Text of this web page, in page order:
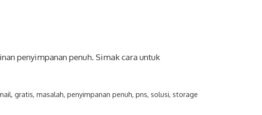
penyimpanan penuh. Simak cara untuk
,gratis,masalah,penyimpanan penuh,pns,solusi,storage